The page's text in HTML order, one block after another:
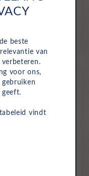
beste
van
voor ons,
gebruiken
vindt